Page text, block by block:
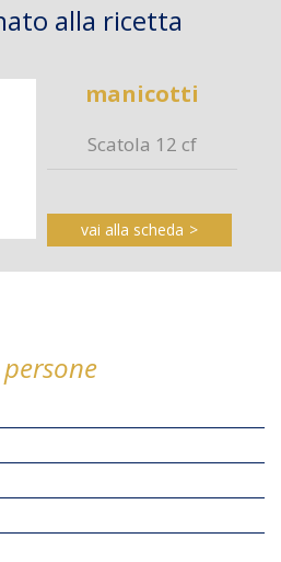
alla ricetta
manicotti
Scatola 12 cf
vai alla scheda